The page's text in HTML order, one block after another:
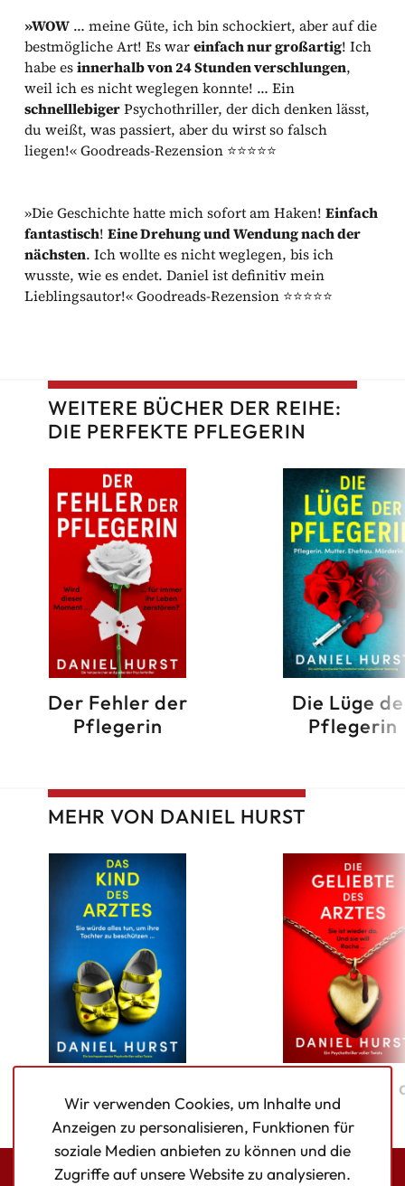
»WOW … meine Güte, ich bin schockiert, aber auf die
bestmögliche Art! Es wareinfach nur großartig! Ich
habe esinnerhalb von 24 Stunden verschlungen,
weil ich es nicht weglegen konnte! … Ein
schnelllebigerPsychothriller, der dich denken lässt,
du weißt, was passiert, aber du wirst so falsch
liegen!« Goodreads-Rezension ⭐⭐⭐⭐⭐
»Die Geschichte hatte mich sofort am Haken!Einfach
fantastisch!Eine Drehung und Wendung nach der
nächsten. Ich wollte es nicht weglegen, bis ich
wusste, wie es endet. Daniel ist definitiv mein
Lieblingsautor!« Goodreads-Rezension ⭐⭐⭐⭐⭐
WEITERE BÜCHER DER REIHE:
DIE PERFEKTE PFLEGERIN
Der Fehler der
Pflegerin
Die Lüge
Pflegerin
MEHR VON DANIEL HURST
Die Geliebte
Arztes
Wir verwenden Cookies, um Inhalte und
Anzeigen zu personalisieren, Funktionen für
soziale Medien anbieten zu können und die
Zugriffe auf unsere Website zu analysieren.